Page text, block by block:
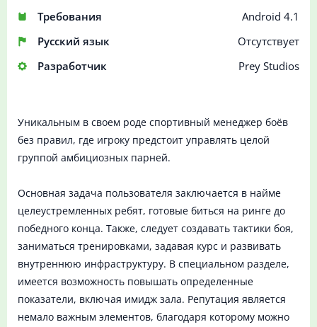
Требования
Android 4.1
Русский язык
Отсутствует
Разработчик
Prey Studios
Уникальным в своем роде спортивный менеджер боёв
без правил, где игроку предстоит управлять целой
группой амбициозных парней.
Основная задача пользователя заключается в найме
целеустремленных ребят, готовые биться на ринге до
победного конца. Также, следует создавать тактики боя,
заниматься тренировками, задавая курс и развивать
внутреннюю инфраструктуру. В специальном разделе,
имеется возможность повышать определенные
показатели, включая имидж зала. Репутация является
немало важным элементов, благодаря которому можно